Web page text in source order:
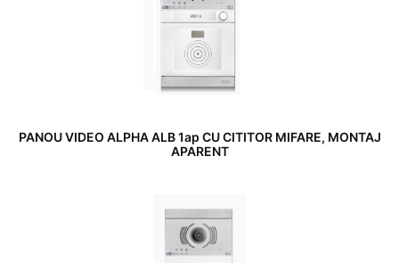
PANOU VIDEO ALPHA ALB 1ap CU CITITOR MIFARE, MONTAJ
APARENT